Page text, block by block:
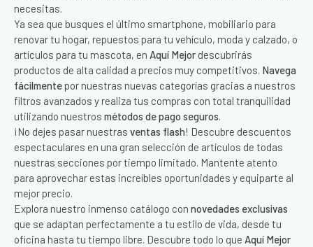
necesitas.
Ya sea que busques el último smartphone, mobiliario para
renovar tu hogar, repuestos para tu vehículo, moda y calzado, o
artículos para tu mascota, en Aquí Mejor descubrirás
productos de alta calidad a precios muy competitivos. Navega
fácilmente por nuestras nuevas categorías gracias a nuestros
filtros avanzados y realiza tus compras con total tranquilidad
utilizando nuestros métodos de pago seguros.
¡No dejes pasar nuestras ventas flash! Descubre descuentos
espectaculares en una gran selección de artículos de todas
nuestras secciones por tiempo limitado. Mantente atento
para aprovechar estas increíbles oportunidades y equiparte al
mejor precio.
Explora nuestro inmenso catálogo con novedades exclusivas
que se adaptan perfectamente a tu estilo de vida, desde tu
oficina hasta tu tiempo libre. Descubre todo lo que Aquí Mejor